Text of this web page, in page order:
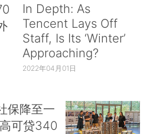
In Depth: As
Tencent Lays Off
Staff, Is Its ‘Winter’
Approaching?
2022年04月01日
保降至一
可贷340